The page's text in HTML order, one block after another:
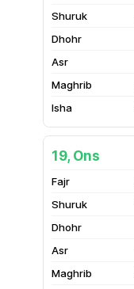
19, Ons